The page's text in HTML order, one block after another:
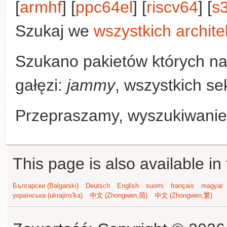
[armhf] [ppc64el] [riscv64] [
Szukaj we wszystkich
Szukano pakietów których
gałęzi: jammy, wszystkich
Przepraszamy,
This page is also available
Български (Bəlgarski) Deutsch English suomi français
magyar
українська (ukrajins'ka)
中文 (Zhongwen,简) 中文 (Zhongwen,繁)